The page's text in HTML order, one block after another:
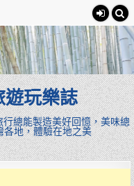
玩樂誌
總能製造美好回憶，美味總
各地，體驗在地之美